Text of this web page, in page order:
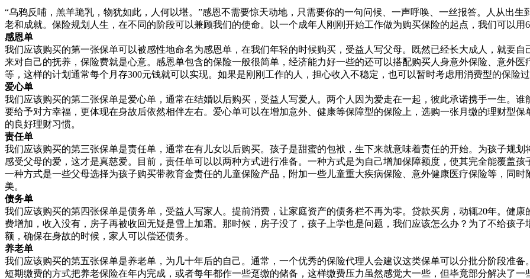
“乌鸦反哺，羔羊跪乳，物犹如此，人何以堪。”感恩不需要惊天动地，只需要你的一句问候、一声呼唤、一丝报答。人从出
老和成就。保险规划人生，在不同的阶段可以兼顾我们的使命。以一个成年人刚刚开始工作做为购买保险的起点，我们可以用
感恩单
我们应该购买的第一张保单可以被感性地命名为感恩单，在我们年轻的时候购买，受益人写父母。既然已经长大成人，就要
来对自己的抚养，保险费就是心意。感恩单包含的保险一般很简单，经济能力好一些的还可以搭配购买人身意外保险、意外
等，这样的计划通常每个月存300元钱就可以实现。如果是刚刚工作的人，担心收入不稳定，也可以暂时考虑用消费型的保险
爱心单
我们应该购买的第二张保单是爱心单，通常在结婚以后购买，受益人写爱人。两个人因为爱走在一起，彼此承诺携手一生。
要给予对方幸福，更体现在身故后依然相伴左右。爱心单可以在增加意外、健康等保障型的保险上，选购一张月缴的理财型
的良好理财习惯。
责任单
我们应该购买的第三张保单是责任单，通常在有儿女以后购买。孩子是甜蜜的包袱，生下来就意味着责任的开始。为孩子规
感受父母的爱，这才是真慈爱。目前，责任单可以以两种方式进行准备。一种方式是为自己增加保障额度，使其完全能覆盖
一种方式是一些父母选择为孩子购买带教育金责任的儿童保险产品，附加一些儿童重大疾病保险、意外健康医疗保险等，同
美。
债务单
我们应该购买的第四张保单是债务单，受益人写家人。提前消费，让家庭资产的债务栏不再为零。贷款买房，动辄20年。健
费增加，收入没有，房子再被收回无疑是雪上加霜。那时候，房子没了，孩子上学也是问题，我们应该怎么办？为了不给孩
额，确保在身故的时候，家人可以偿还债务。
养老单
我们应该购买的第五张保单是养老单，为几十年后的自己。通常，一个优秀的保险代理人会建议这类保单可以分批分阶段准
短期缴费的方式把养老保险在年内完成，或者每年都作一些趸缴的储备，这样缴费压力虽然感觉大一些，但毕竟部分解决了